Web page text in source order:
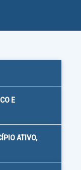
E
ATIVO,